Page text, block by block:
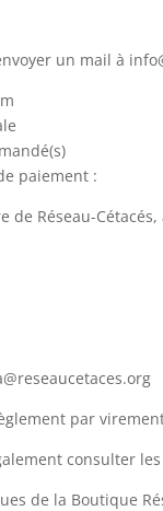
un mail à
paiement :
de Réseau-
par
consulter
de la Boutique